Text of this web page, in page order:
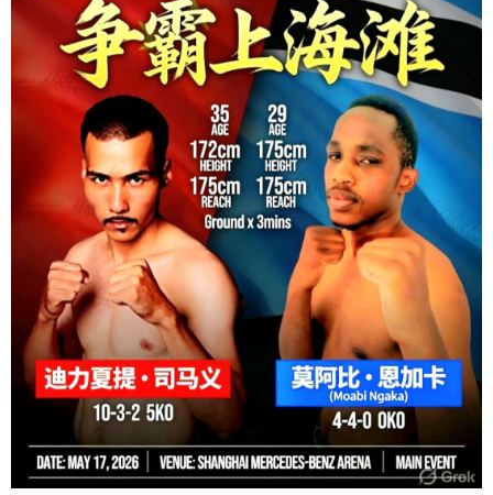
Tháng tới, cô sẽ tiếp tục thượng đài tại Trigger Promotion 8 ở Ho
Chi Minh City, nơi cô hướng tới thành tích 2-0 trong sự nghiệp
chuyên nghiệp khi chạm trán tay đấm người Ấn Độ bất bại Sandhya
Kanojia.
Con đường đến đỉnh cao luôn đầy thử thách — nhưng những gì
Bang thể hiện trong trận ra mắt cho thấy cô hoàn toàn có thể tạo
nên điều đặc biệt.
Le Thi Bang hoàn toàn có thể trở thành một trong những huyền
thoại thể thao vĩ đại nhất của đất nước.